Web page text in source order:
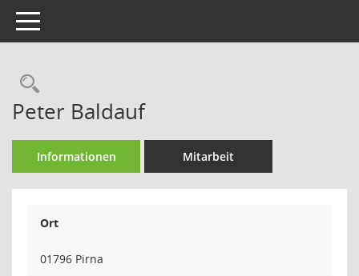
Toggle navigation
Rechercheauswahl
Peter Baldauf
Informationen Mitarbeit
Ort
01796 Pirna